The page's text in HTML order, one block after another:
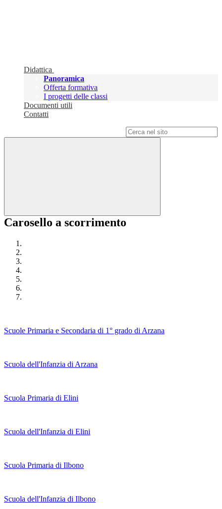
Didattica
Panoramica
Offerta formativa
I progetti delle classi
Documenti utili
Contatti
Carosello a scorrimento
Scuole Primaria e Secondaria di 1° grado di Arzana
Scuola dell'Infanzia di Arzana
Scuola Primaria di Elini
Scuola dell'Infanzia di Elini
Scuola Primaria di Ilbono
Scuola dell'Infanzia di Ilbono